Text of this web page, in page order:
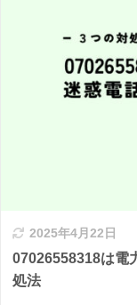
2025年4月22日
07026558318は電
処法